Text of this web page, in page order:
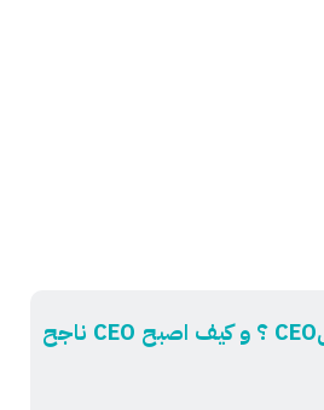
من هو الCEO ؟ و كيف اصبح CEO ناجح